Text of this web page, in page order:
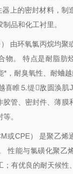
上的密封材料，制
品和化工衬里。
由环氧氯丙烷均聚
物。 特点是耐脂肪
*，耐臭氧性、耐蛐
喜睢⒌缇敌圆涣肌
管、密封件、薄膜
。
或CPE） 是聚乙烯
性能与氯磺化聚乙
；有优良的耐天候性